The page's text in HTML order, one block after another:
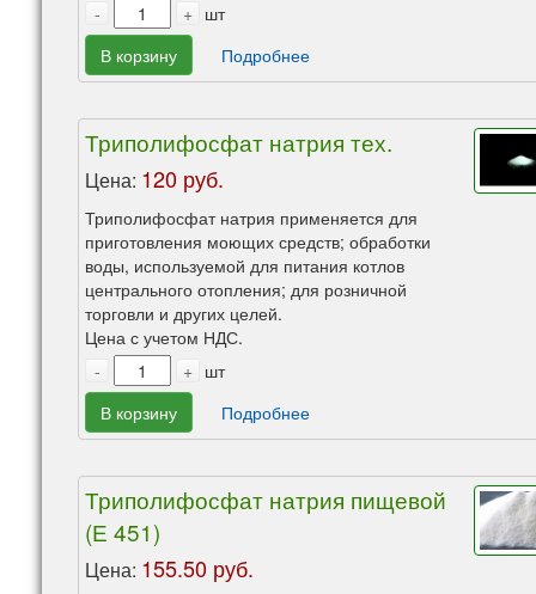
-
+ шт
В корзину
Подробнее
Триполифосфат натрия тех.
Цена: 120 руб.
Триполифосфат натрия применяется для
приготовления моющих средств; обработки
воды, используемой для питания котлов
центрального отопления; для розничной
торговли и других целей.
Цена с учетом НДС.
-
+ шт
В корзину
Подробнее
Триполифосфат натрия пищевой
(Е 451)
Цена: 155.50 руб.